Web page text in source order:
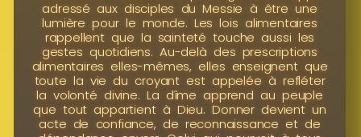
adressé aux disciples du Messie à être une
lumière pour le monde. Les lois alimentaires
rappellent que la sainteté touche aussi les
gestes quotidiens. Au-delà des prescriptions
alimentaires elles-mêmes, elles enseignent que
toute la vie du croyant est appelée à refléter
la volonté divine. La dîme apprend au peuple
que tout appartient à Dieu. Donner devient un
acte de confiance, de reconnaissance et de